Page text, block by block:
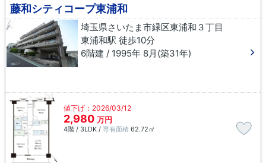
藤和シティコープ東浦和
埼玉県さいたま市緑区東浦和３丁目
東浦和駅 徒歩10分
6階建 / 1995年 8月(築31年)
値下げ：2026/03/12
2,980 万円
4階 / 3LDK / 専有面積 62.72㎡